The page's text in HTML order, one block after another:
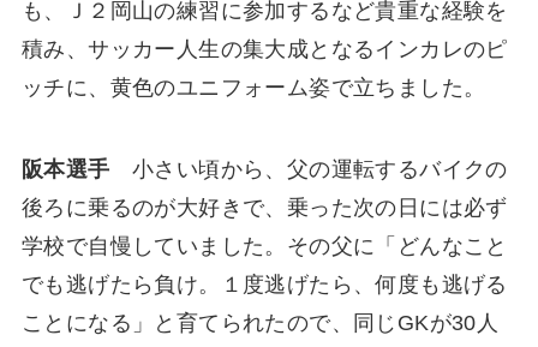
も、Ｊ２岡山の練習に参加するなど貴重な経験を
積み、サッカー人生の集大成となるインカレのピ
ッチに、黄色のユニフォーム姿で立ちました。
阪本選手 小さい頃から、父の運転するバイクの
後ろに乗るのが大好きで、乗った次の日には必ず
学校で自慢していました。その父に「どんなこと
でも逃げたら負け。１度逃げたら、何度も逃げる
ことになる」と育てられたので、同じGKが30人